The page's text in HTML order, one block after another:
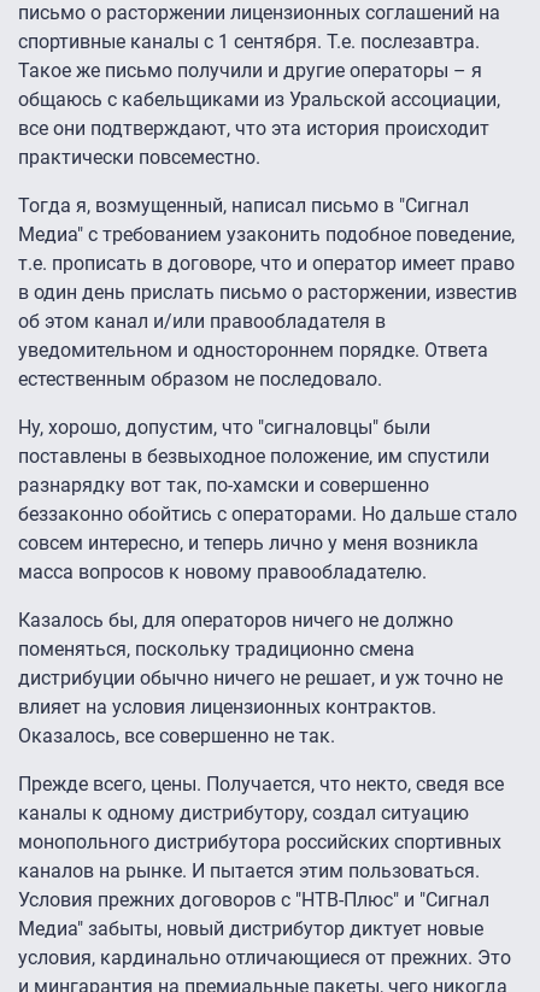
письмо о расторжении лицензионных соглашений на
спортивные каналы с 1 сентября. Т.е. послезавтра.
Такое же письмо получили и другие операторы – я
общаюсь с кабельщиками из Уральской ассоциации,
все они подтверждают, что эта история происходит
практически повсеместно.
Тогда я, возмущенный, написал письмо в "Сигнал
Медиа" с требованием узаконить подобное поведение,
т.е. прописать в договоре, что и оператор имеет право
в один день прислать письмо о расторжении, известив
об этом канал и/или правообладателя в
уведомительном и одностороннем порядке. Ответа
естественным образом не последовало.
Ну, хорошо, допустим, что "сигналовцы" были
поставлены в безвыходное положение, им спустили
разнарядку вот так, по-хамски и совершенно
беззаконно обойтись с операторами. Но дальше стало
совсем интересно, и теперь лично у меня возникла
масса вопросов к новому правообладателю.
Казалось бы, для операторов ничего не должно
поменяться, поскольку традиционно смена
дистрибуции обычно ничего не решает, и уж точно не
влияет на условия лицензионных контрактов.
Оказалось, все совершенно не так.
Прежде всего, цены. Получается, что некто, сведя все
каналы к одному дистрибутору, создал ситуацию
монопольного дистрибутора российских спортивных
каналов на рынке. И пытается этим пользоваться.
Условия прежних договоров с "НТВ-Плюс" и "Сигнал
Медиа" забыты, новый дистрибутор диктует новые
условия, кардинально отличающиеся от прежних. Это
и мингарантия на премиальные пакеты, чего никогда